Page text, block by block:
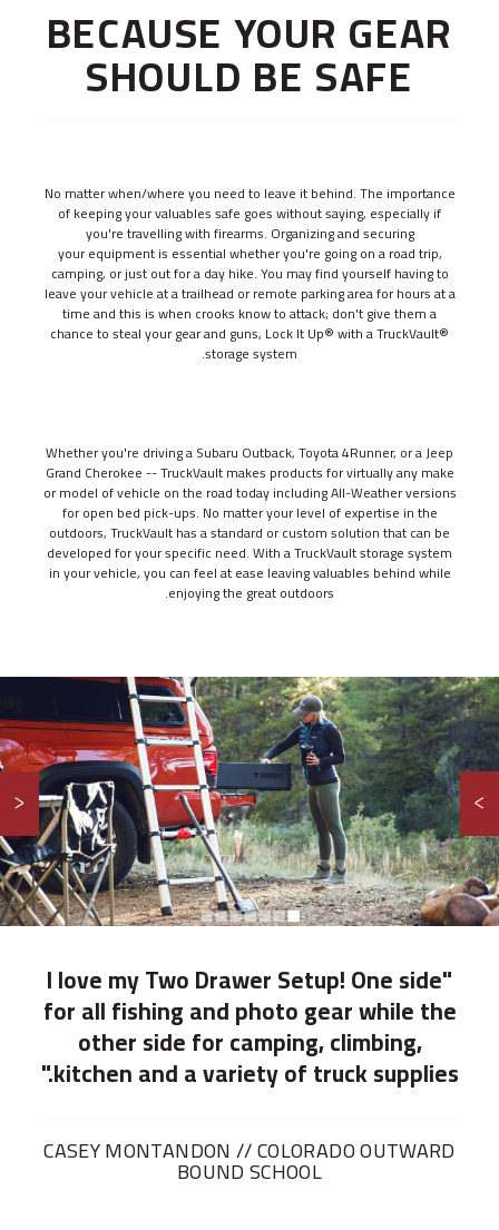
مجموعة المستجيب
مجموعة القائد
Base Line
المحترفون المسلحون
المجالات التكتيكية
المجالات العسكرية
الخدمة العامة
إنفاذ القانون
الحرائق/الخدمات الطبية العاجلة
في الميدان
الصيد البري
صيد الأسماك
رياضات إطلاق النار
على الطريق
الترفيه خارج المنزل
يوميًا
مركبات
سيارات الدفع الرباعي
سيارات سيدان
شاحنات
شاحنات صغيرة
USER ACCOUNT MENU
BECAUSE YOUR GEAR
SHOULD BE SAFE
No matter when/where you need to leave it behind. The importance
of keeping your valuables safe goes without saying, especially if
you're travelling with firearms. Organizing and securing
your equipment is essential whether you're going on a road trip,
camping, or just out for a day hike. You may find yourself having to
leave your vehicle at a trailhead or remote parking area for hours at a
time and this is when crooks know to attack; don't give them a
chance to steal your gear and guns, Lock It Up® with a TruckVault®
storage system.
Whether you're driving a Subaru Outback, Toyota 4Runner, or a Jeep
Grand Cherokee -- TruckVault makes products for virtually any make
or model of vehicle on the road today including All-Weather versions
for open bed pick-ups. No matter your level of expertise in the
outdoors, TruckVault has a standard or custom solution that can be
developed for your specific need. With a TruckVault storage system
in your vehicle, you can feel at ease leaving valuables behind while
enjoying the great outdoors.
<
◼︎
◼︎
◼︎
◼︎
◼︎
◼︎
◼︎
"I love my Two Drawer Setup! One side
for all fishing and photo gear while the
other side for camping, climbing,
kitchen and a variety of truck supplies."
CASEY MONTANDON // COLORADO OUTWARD
BOUND SCHOOL